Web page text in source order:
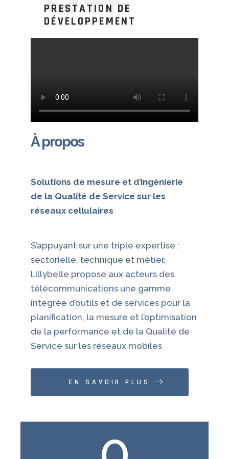
PRESTATION DE
DÉVELOPPEMENT
À propos
Solutions de mesure et d’ingénierie
de la Qualité de Service sur les
réseaux cellulaires
S’appuyant sur une triple expertise :
sectorielle, technique et métier,
Lillybelle propose aux acteurs des
télécommunications une gamme
intégrée d’outils et de services pour la
planification, la mesure et l’optimisation
de la performance et de la Qualité de
Service sur les réseaux mobiles
EN SAVOIR PLUS